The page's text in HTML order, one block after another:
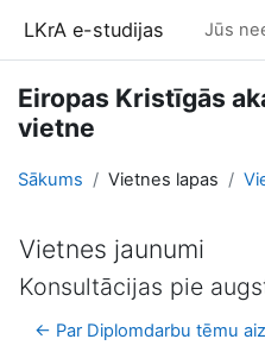
LKrA e-studijas Jūs
Eiropas Kristīgās
vietne
Sākums Vietnes lapas
Vietnes jaunumi
Konsultācijas pie
← Par Diplomdarbu tēmu